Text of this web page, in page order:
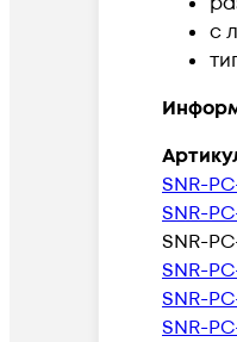
с
SNR-
SNR-
SNR-
SNR-
SNR-
SNR-